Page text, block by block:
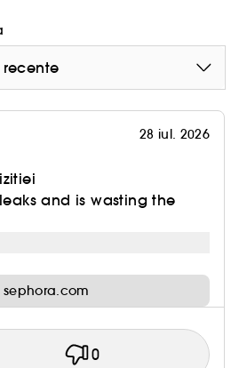
28 iul. 2026
and is wasting the
0